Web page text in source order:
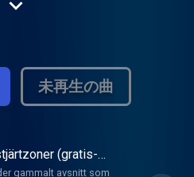
i Samverkan AB.
sedan som
mgp.
musikproduktion,
men
mot
49 kr. Detta är
未再生の曲
(gratis-
gammalt avsnitt som